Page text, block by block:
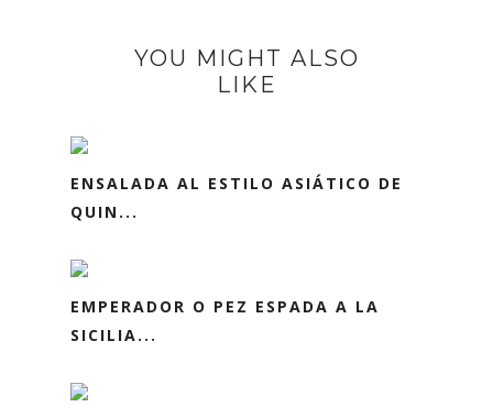
YOU MIGHT ALSO
LIKE
ENSALADA AL ESTILO ASIÁTICO DE
QUIN...
EMPERADOR O PEZ ESPADA A LA
SICILIA...